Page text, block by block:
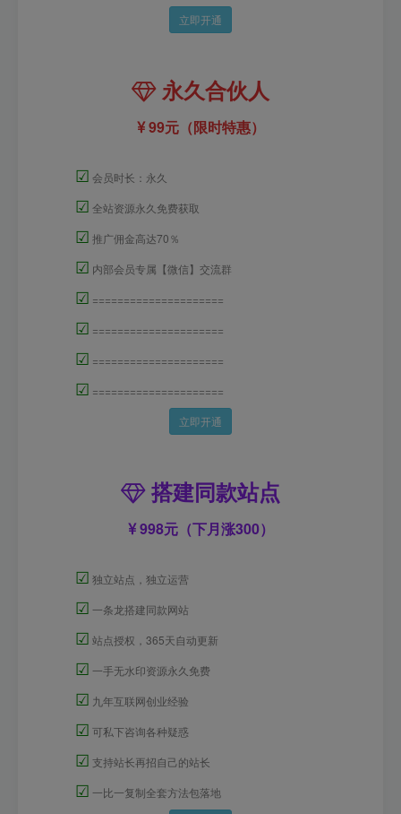
立即开通
永久合伙人
99元（限时特惠）
☑ 会员时长：永久
☑ 全站资源永久免费获取
☑ 推广佣金高达70％
☑ 内部会员专属【微信】交流群
☑ =====================
☑ =====================
☑ =====================
☑ =====================
立即开通
搭建同款站点
998元（下月涨300）
☑ 独立站点，独立运营
☑ 一条龙搭建同款网站
☑ 站点授权，365天自动更新
☑ 一手无水印资源永久免费
☑ 九年互联网创业经验
☑ 可私下咨询各种疑惑
☑ 支持站长再招自己的站长
☑ 一比一复制全套方法包落地